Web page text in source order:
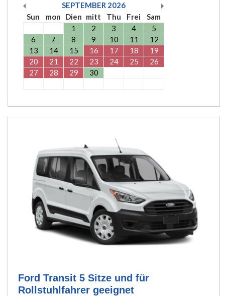
SEPTEMBER 2026
Sun
mon Dien mitt Thu Frei
Sam
1
2 3 4
5
6
7 8 9 10 11
12
13
14 15 16 17 18
19
20
21 22 23 24 25
26
27
28 29 30
Ford Transit 5 Sitze und für
Rollstuhlfahrer geeignet